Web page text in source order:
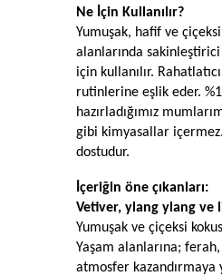
Ne İçin Kullanılır?
Yumuşak, hafif ve
alanlarında
için kullanılır.
rutinlerine eşlik eder.
hazırladığımız
gibi kimyasallar
dostudur.
İçeriğin öne çıkanları:
Vetiver, ylang ylang ve
Yumuşak ve çiçeksi
Yaşam alanlarına;
atmosfer kazandırmaya